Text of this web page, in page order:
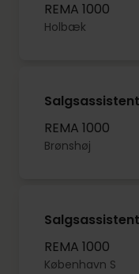
REMA 1000
Holbæk
REMA 1000
Brønshøj
REMA 1000
København S